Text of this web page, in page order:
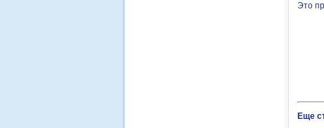
Это
Еще